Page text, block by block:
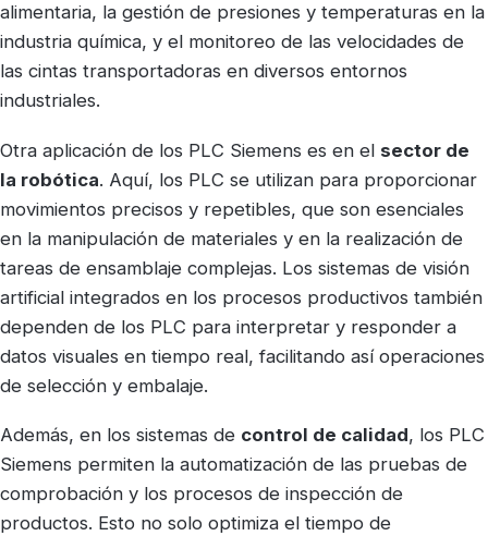
alimentaria, la gestión de presiones y temperaturas en la
industria química, y el monitoreo de las velocidades de
las cintas transportadoras en diversos entornos
industriales.
Otra aplicación de los PLC Siemens es en el sector de
la robótica. Aquí, los PLC se utilizan para proporcionar
movimientos precisos y repetibles, que son esenciales
en la manipulación de materiales y en la realización de
tareas de ensamblaje complejas. Los sistemas de visión
artificial integrados en los procesos productivos también
dependen de los PLC para interpretar y responder a
datos visuales en tiempo real, facilitando así operaciones
de selección y embalaje.
Además, en los sistemas de control de calidad, los PLC
Siemens permiten la automatización de las pruebas de
comprobación y los procesos de inspección de
productos. Esto no solo optimiza el tiempo de